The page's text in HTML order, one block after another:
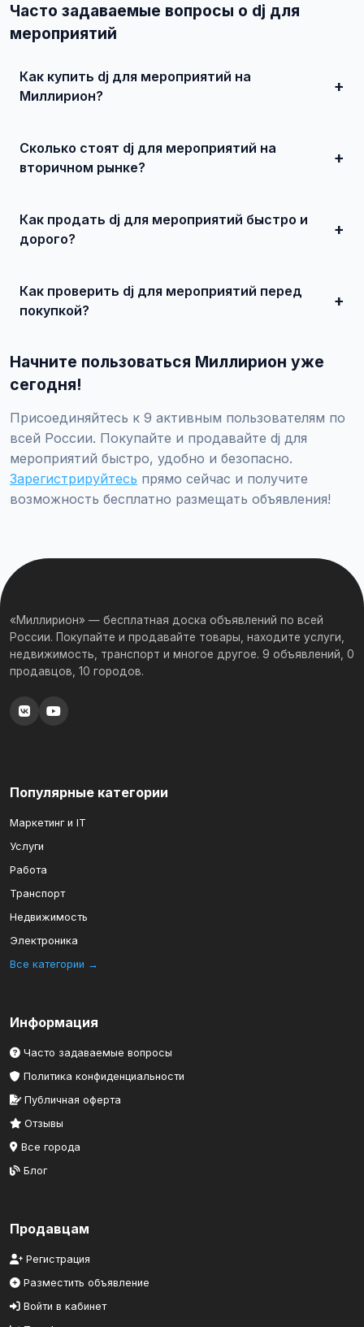
Часто задаваемые вопросы о dj для
мероприятий
Как купить dj для мероприятий на
Миллирион?
встрече и совершите сделку. Для дорогих автомобилей
рекомендуется провести независимую экспертизу.
Сколько стоят dj для мероприятий на
вторичном рынке?
представлены предложения от 50 000 ₽ до нескольких
миллионов рублей.
Как продать dj для мероприятий быстро и
дорого?
необходимости воспользуйтесь платным продвижением
— ваше объявление поднимется в топ.
Как проверить dj для мероприятий перед
покупкой?
технического состояния и проверки пробега.
Начните пользоваться Миллирион уже
сегодня!
Присоединяйтесь к 9 активным пользователям по
всей России. Покупайте и продавайте dj для
мероприятий быстро, удобно и безопасно.
Зарегистрируйтесь прямо сейчас и получите
возможность бесплатно размещать объявления!
«Миллирион» — бесплатная доска объявлений по всей
России. Покупайте и продавайте товары, находите услуги,
недвижимость, транспорт и многое другое. 9 объявлений, 0
продавцов, 10 городов.
Популярные категории
Маркетинг и IT
Услуги
Работа
Транспорт
Недвижимость
Электроника
Все категории →
Информация
Часто задаваемые вопросы
Политика конфиденциальности
Публичная оферта
Отзывы
Все города
Блог
Продавцам
Регистрация
Разместить объявление
Войти в кабинет